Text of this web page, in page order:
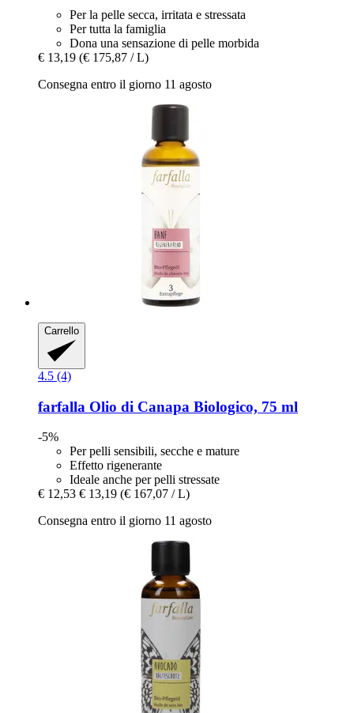
Per la pelle secca, irritata e stressata
Per tutta la famiglia
Dona una sensazione di pelle morbida
€ 13,19 (€ 175,87 / L)
Consegna entro il giorno 11 agosto
Carrello
4.5 (4)
farfalla Olio di Canapa Biologico, 75 ml
-5%
Per pelli sensibili, secche e mature
Effetto rigenerante
Ideale anche per pelli stressate
€ 12,53 € 13,19 (€ 167,07 / L)
Consegna entro il giorno 11 agosto